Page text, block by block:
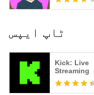
ٹاپ ایپس
Kick: Live
Streaming